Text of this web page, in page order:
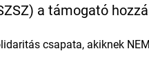
a támogató
csapata, akiknek